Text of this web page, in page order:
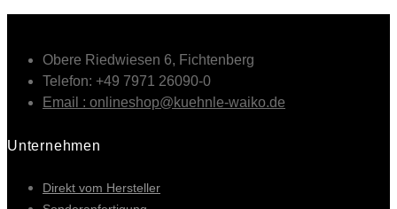
Obere Riedwiesen 6, Fichtenberg
Telefon: +49 7971 26090-0
Email : onlineshop@kuehnle-waiko.de
Unternehmen
Direkt vom Hersteller